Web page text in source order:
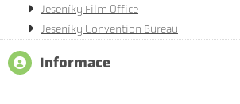
Jeseníky Film Office
Jeseníky Convention Bureau
Informace